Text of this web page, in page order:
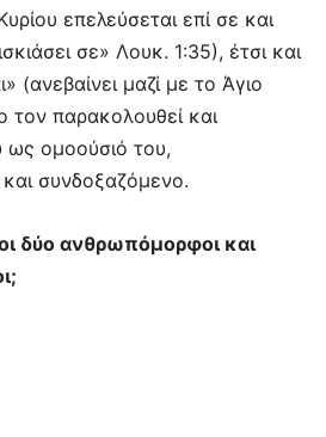
επελεύσεται επί σε και
σε» Λουκ. 1:35), έτσι και
(ανεβαίνει μαζί με το Άγιο
τον παρακολουθεί και
ως ομοούσιό του,
συνδοξαζόμενο.
δύο ανθρωπόμορφοι και